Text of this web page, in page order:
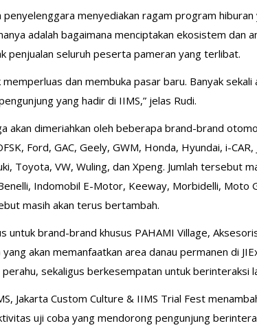
menyediakan ragam program
adalah bagaimana menciptakan ekosistem dan
penjualan seluruh peserta pameran yang terlibat.
dan membuka pasar baru. Banyak
yang hadir di IIMS,” jelas Rudi.
akan dimeriahkan oleh beberapa brand-brand
Ford, GAC, Geely, GWM, Honda, Hyundai, i-
Toyota, VW, Wuling, dan Xpeng. Jumlah tersebut
Indomobil E-Motor, Keeway, Morbidelli, Moto
masih akan terus bertambah.
untuk brand-brand khusus PAHAMI Village,
akan memanfaatkan area danau permanen di
sekaligus berkesempatan untuk berinteraksi
Jakarta Custom Culture & IIMS Trial Fest
uji coba yang mendorong pengunjung